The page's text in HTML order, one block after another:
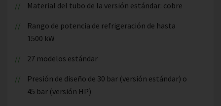
Material del tubo de la versión estándar: cobre
Rango de potencia de refrigeración de hasta
1500 kW
27 modelos estándar
Presión de diseño de 30 bar (versión estándar) o
45 bar (versión HP)